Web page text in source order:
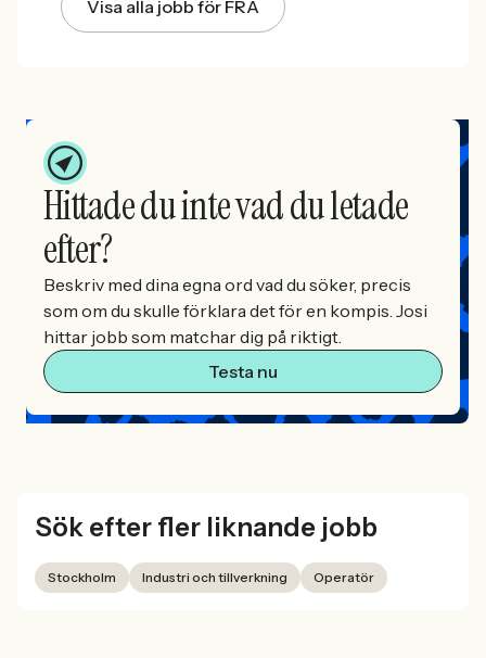
Visa alla jobb för FRA
Hittade du inte vad du letade
efter?
Beskriv med dina egna ord vad du söker, precis
som om du skulle förklara det för en kompis. Josi
hittar jobb som matchar dig på riktigt.
Testa nu
Sök efter fler liknande jobb
Stockholm Industri och tillverkning Operatör